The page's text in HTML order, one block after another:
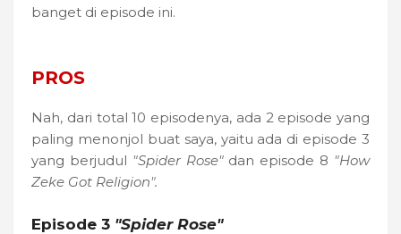
banget di episode ini.
PROS
Nah, dari total 10 episodenya, ada 2 episode yang
paling menonjol buat saya, yaitu ada di episode 3
yang berjudul "Spider Rose"dan episode 8 "How
Zeke Got Religion".
Episode 3 "Spider Rose"